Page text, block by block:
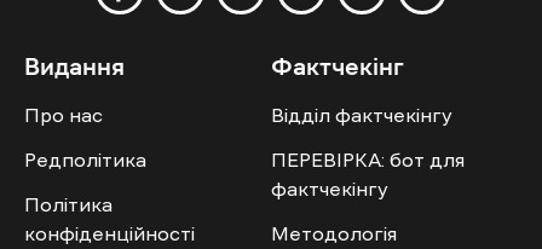
Видання
Про нас
Редполітика
Політика
конфіденційності
Фактчекінг
Відділ фактчекінгу
ПЕРЕВІРКА: бот для
фактчекінгу
Методологія